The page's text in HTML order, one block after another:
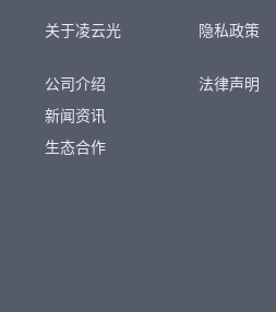
关于凌云光
公司介绍
新闻资讯
生态合作
隐私政策
法律声明